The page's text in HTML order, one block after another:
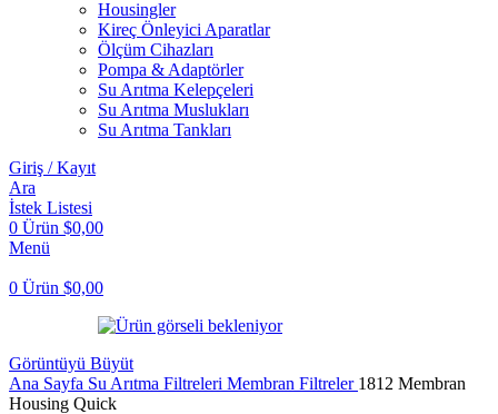
Housingler
Kireç Önleyici Aparatlar
Ölçüm Cihazları
Pompa & Adaptörler
Su Arıtma Kelepçeleri
Su Arıtma Muslukları
Su Arıtma Tankları
Giriş / Kayıt
Ara
İstek Listesi
0 Ürün $0,00
Menü
0 Ürün $0,00
Görüntüyü Büyüt
Ana Sayfa Su Arıtma Filtreleri Membran Filtreler 1812 Membran
Housing Quick